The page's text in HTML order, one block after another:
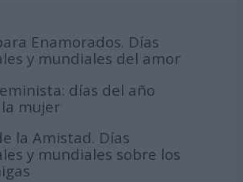
Enamorados. Días
y mundiales del amor
días del año
mujer
la Amistad. Días
y mundiales sobre los